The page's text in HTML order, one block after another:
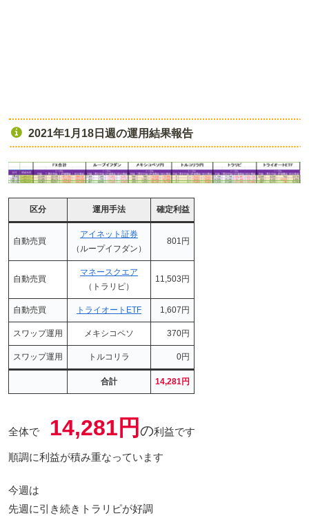
2021年1月18日週の運用結果報告
区分 運用手法 確定利益
自動売買
アイネット証券
（ループイフダン）
801円
自動売買
マネースクエア
（トラリピ）
11,503円
自動売買 トライオートETF 1,607円
スワップ運用 メキシコペソ 370円
スワップ運用 トルコリラ 0円
合計 14,281円
全体で 14,281円 の利益です
順調に利益が積み重なっています
今週は
先週に引き続きトラリピが好調